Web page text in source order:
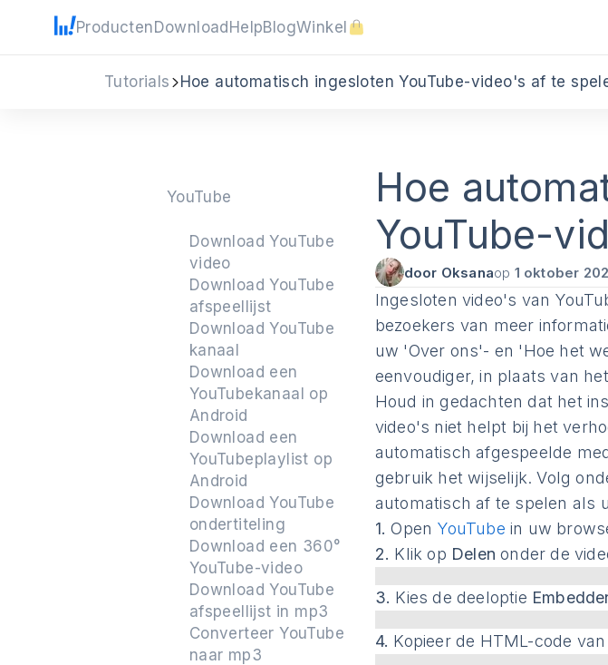
ProductenDownloadHelpBlogWinkel
Tutorials Hoe automatisch ingesloten YouTube-video's af te
YouTube
Download YouTube
video
Download YouTube
afspeellijst
Download YouTube
kanaal
Download een
YouTubekanaal op
Android
Download een
YouTubeplaylist op
Android
Download YouTube
ondertiteling
Download een 360°
YouTube-video
Download YouTube
afspeellijst in mp3
Converteer YouTube
naar mp3
Hoe
YouTube-
door Oksanaop 1 oktober
Ingesloten video's van
bezoekers van meer
uw 'Over ons'- en 'Hoe het
eenvoudiger, in plaats van
Houd in gedachten dat het
video's niet helpt bij het
automatisch afgespeelde
gebruik het wijselijk. Volg
automatisch af te spelen als
1. Open YouTube in uw
2. Klik op Delen onder de
3. Kies de deeloptie
4. Kopieer de HTML-code